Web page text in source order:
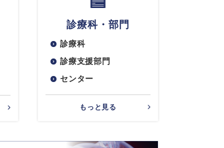
診療科・部門
診療科
診療支援部門
センター
もっと見る